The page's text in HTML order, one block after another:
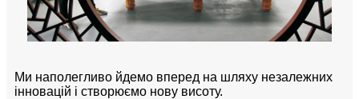
Ми наполегливо йдемо вперед на шляху незалежних
інновацій і створюємо нову висоту.